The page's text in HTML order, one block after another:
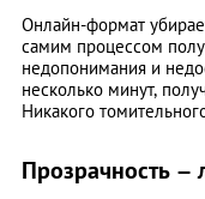
Онлайн-формат
самим процессом
недопонимания и
несколько минут,
Никакого
Прозрачность –